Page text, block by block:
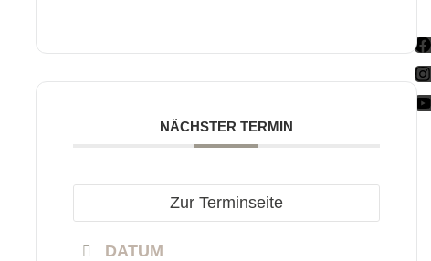
NÄCHSTER TERMIN
Zur Terminseite
DATUM